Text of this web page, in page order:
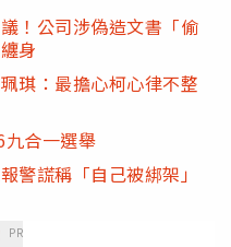
！公司涉偽造文書「偷
身
琪：最擔心柯心律不整
合一選舉
謊稱「自己被綁架」
PR